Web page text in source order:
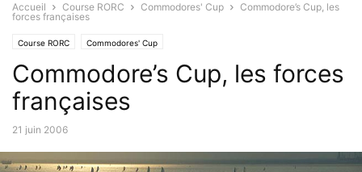
Accueil Course RORC Commodores' Cup
Commodore’s Cup, les
forces françaises
Course RORC Commodores' Cup
Commodore’s Cup, les forces
françaises
21 juin 2006